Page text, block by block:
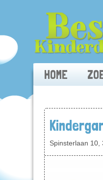
HOME
Spinsterlaan 10,